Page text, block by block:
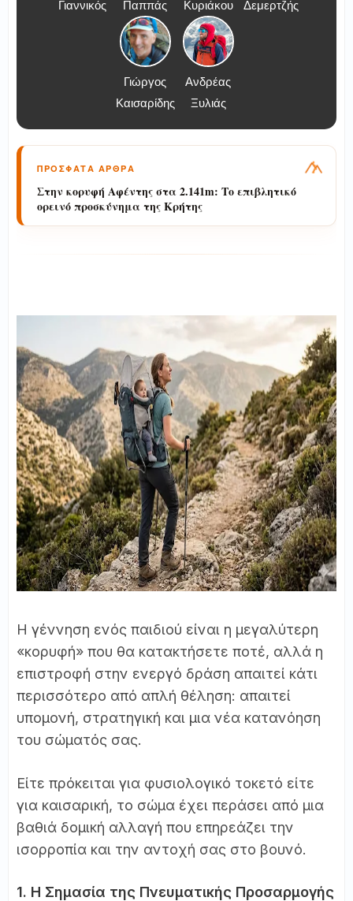
Γιαννικός
Παππάς
Κυριάκου
Δεμερτζής
Γιώργος
Καισαρίδης
Ανδρέας
Ξυλιάς
ΠΡΟΣΦΑΤΑ ΑΡΘΡΑ
Στην κορυφή Αφέντης στα 2.141m: Το επιβλητικό
ορεινό προσκύνημα της Κρήτης
Η γέννηση ενός παιδιού είναι η μεγαλύτερη
«κορυφή» που θα κατακτήσετε ποτέ, αλλά η
επιστροφή στην ενεργό δράση απαιτεί κάτι
περισσότερο από απλή θέληση: απαιτεί
υπομονή, στρατηγική και μια νέα κατανόηση
του σώματός σας.
Είτε πρόκειται για φυσιολογικό τοκετό είτε
για καισαρική, το σώμα έχει περάσει από μια
βαθιά δομική αλλαγή που επηρεάζει την
ισορροπία και την αντοχή σας στο βουνό.
1. Η Σημασία της Πνευματικής Προσαρμογής